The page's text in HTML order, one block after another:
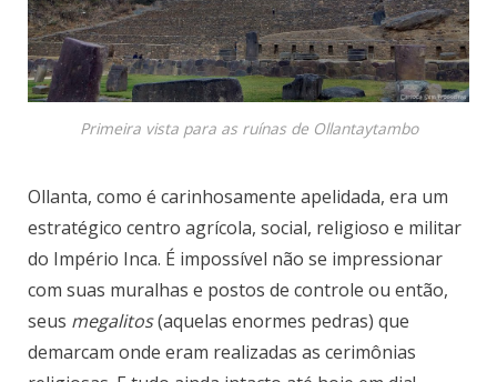
Primeira vista para as ruínas de Ollantaytambo
Ollanta, como é carinhosamente apelidada, era um
estratégico centro agrícola, social, religioso e militar
do Império Inca. É impossível não se impressionar
com suas muralhas e postos de controle ou então,
seus megalitos(aquelas enormes pedras) que
demarcam onde eram realizadas as cerimônias